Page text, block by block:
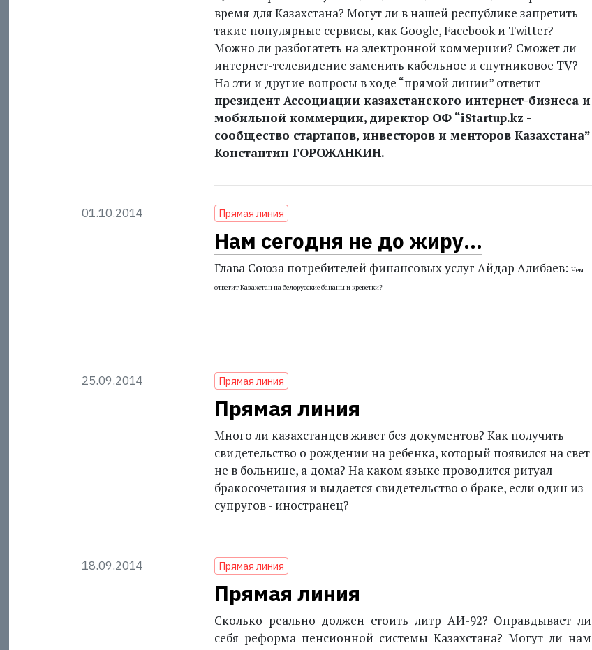
время для Казахстана? Могут ли в нашей республике запретить
такие популярные сервисы, как Google, Facebook и Twitter?
Можно ли разбогатеть на электронной коммерции? Сможет ли
интернет-телевидение заменить кабельное и спутниковое TV?
На эти и другие вопросы в ходе “прямой линии” ответит
президент Ассоциации казахстанского интернет-бизнеса и
мобильной коммерции, директор ОФ “iStartup.kz -
сообщество стартапов, инвесторов и менторов Казахстана”
Константин ГОРОЖАНКИН.
01.10.2014 Прямая линия
Нам сегодня не до жиру...
Глава Cоюза потребителей финансовых услуг Айдар Алибаев: Чем
ответит Казахстанна белорусские бананыи креветки?
25.09.2014 Прямая линия
Прямая линия
Много ли казахстанцев живет без документов? Как получить
свидетельство о рож­дении на ребенка, который появился на свет
не в больнице, а дома? На каком языке проводится ритуал
бракосочетания и выдается свидетельство о браке, если один из
супругов - иностранец?
18.09.2014 Прямая линия
Прямая линия
Сколько реально должен стоить литр АИ-92? Оправдывает ли
себя реформа пенсионной системы Казахстана? Могут ли нам